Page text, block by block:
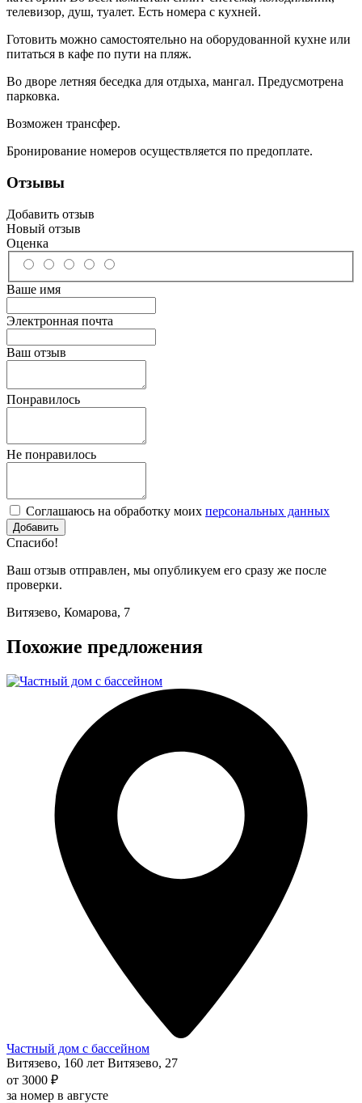
телевизор, душ, туалет. Есть номера с кухней.
Готовить можно самостоятельно на оборудованной кухне или
питаться в кафе по пути на пляж.
Во дворе летняя беседка для отдыха, мангал. Предусмотрена
парковка.
Возможен трансфер.
Бронирование номеров осуществляется по предоплате.
Отзывы
Добавить отзыв
Новый отзыв
Оценка
Ваше имя
Электронная почта
Ваш отзыв
Понравилось
Не понравилось
Соглашаюсь на обработку моих персональных данных
Спасибо!
Ваш отзыв отправлен, мы опубликуем его сразу же после
проверки.
Витязево, Комарова, 7
Похожие предложения
Частный дом с бассейном
Витязево, 160 лет Витязево, 27
от 3000 ₽
за номер в августе